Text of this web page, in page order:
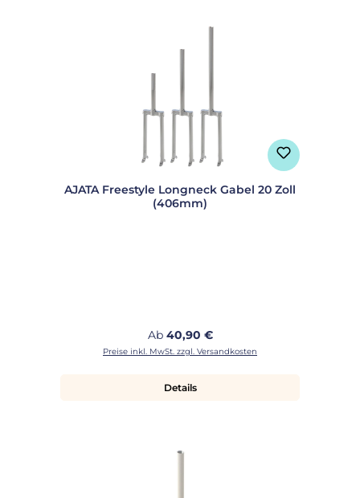
AJATA Freestyle Longneck Gabel 20 Zoll
(406mm)
Regulärer Preis:
Ab 40,90 €
Preise inkl. MwSt. zzgl. Versandkosten
Details